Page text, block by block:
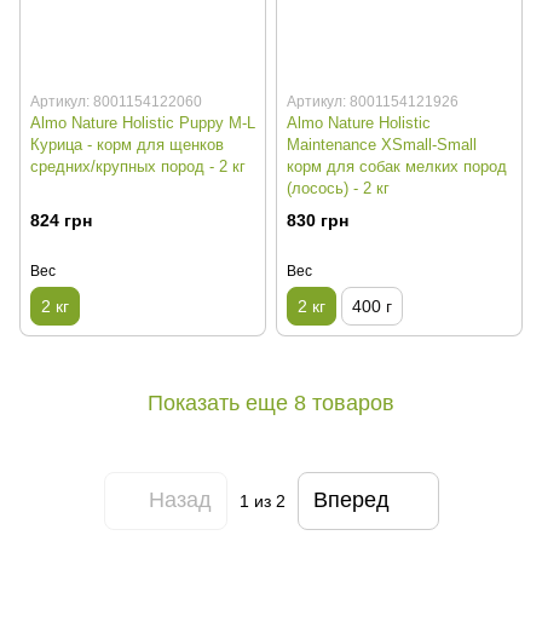
Артикул: 8001154122060
Almo Nature Holistic Puppy M-L
Курица - корм для щенков
средних/крупных пород - 2 кг
824 грн
Вес
2 кг
Артикул: 8001154121926
Almo Nature Holistic
Maintenance XSmall-Small
корм для собак мелких пород
(лосось) - 2 кг
830 грн
Вес
2 кг 400 г
Показать еще 8 товаров
Назад 1 из 2 Вперед